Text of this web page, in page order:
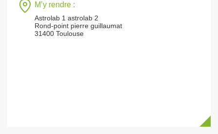
M’y rendre :
Astrolab 1 astrolab 2
Rond-point pierre guillaumat
31400 Toulouse